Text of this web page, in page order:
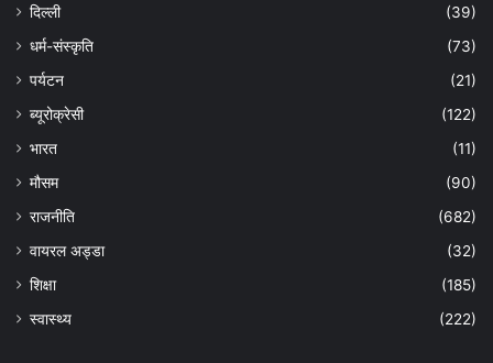
दिल्ली
(39)
धर्म-संस्कृति
(73)
पर्यटन
(21)
ब्यूरोक्रेसी
(122)
भारत
(11)
मौसम
(90)
राजनीति
(682)
वायरल अड्डा
(32)
शिक्षा
(185)
स्वास्थ्य
(222)